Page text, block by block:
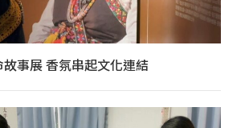
事展 香氛串起文化連結